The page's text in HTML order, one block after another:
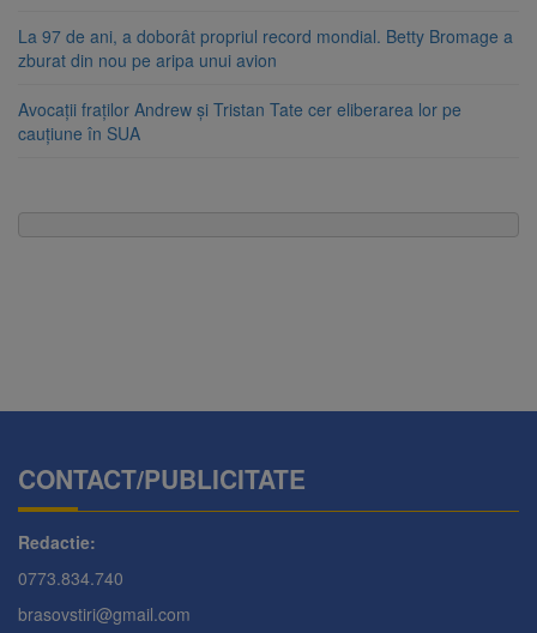
La 97 de ani, a doborât propriul record mondial. Betty Bromage a
zburat din nou pe aripa unui avion
Avocații fraților Andrew și Tristan Tate cer eliberarea lor pe
cauțiune în SUA
CONTACT/PUBLICITATE
Redactie:
0773.834.740
brasovstiri@gmail.com